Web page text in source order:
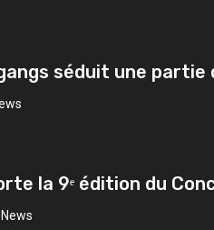
séduit une
la 9ᵉ édition du